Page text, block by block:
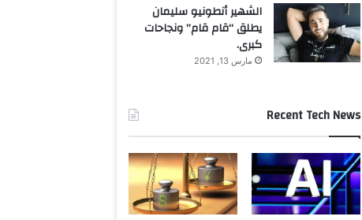
الشهير أنطونيو سليمان
يطلق “قام قام” ونجاحات
كبرى.
مارس 13, 2021
Recent Tech News